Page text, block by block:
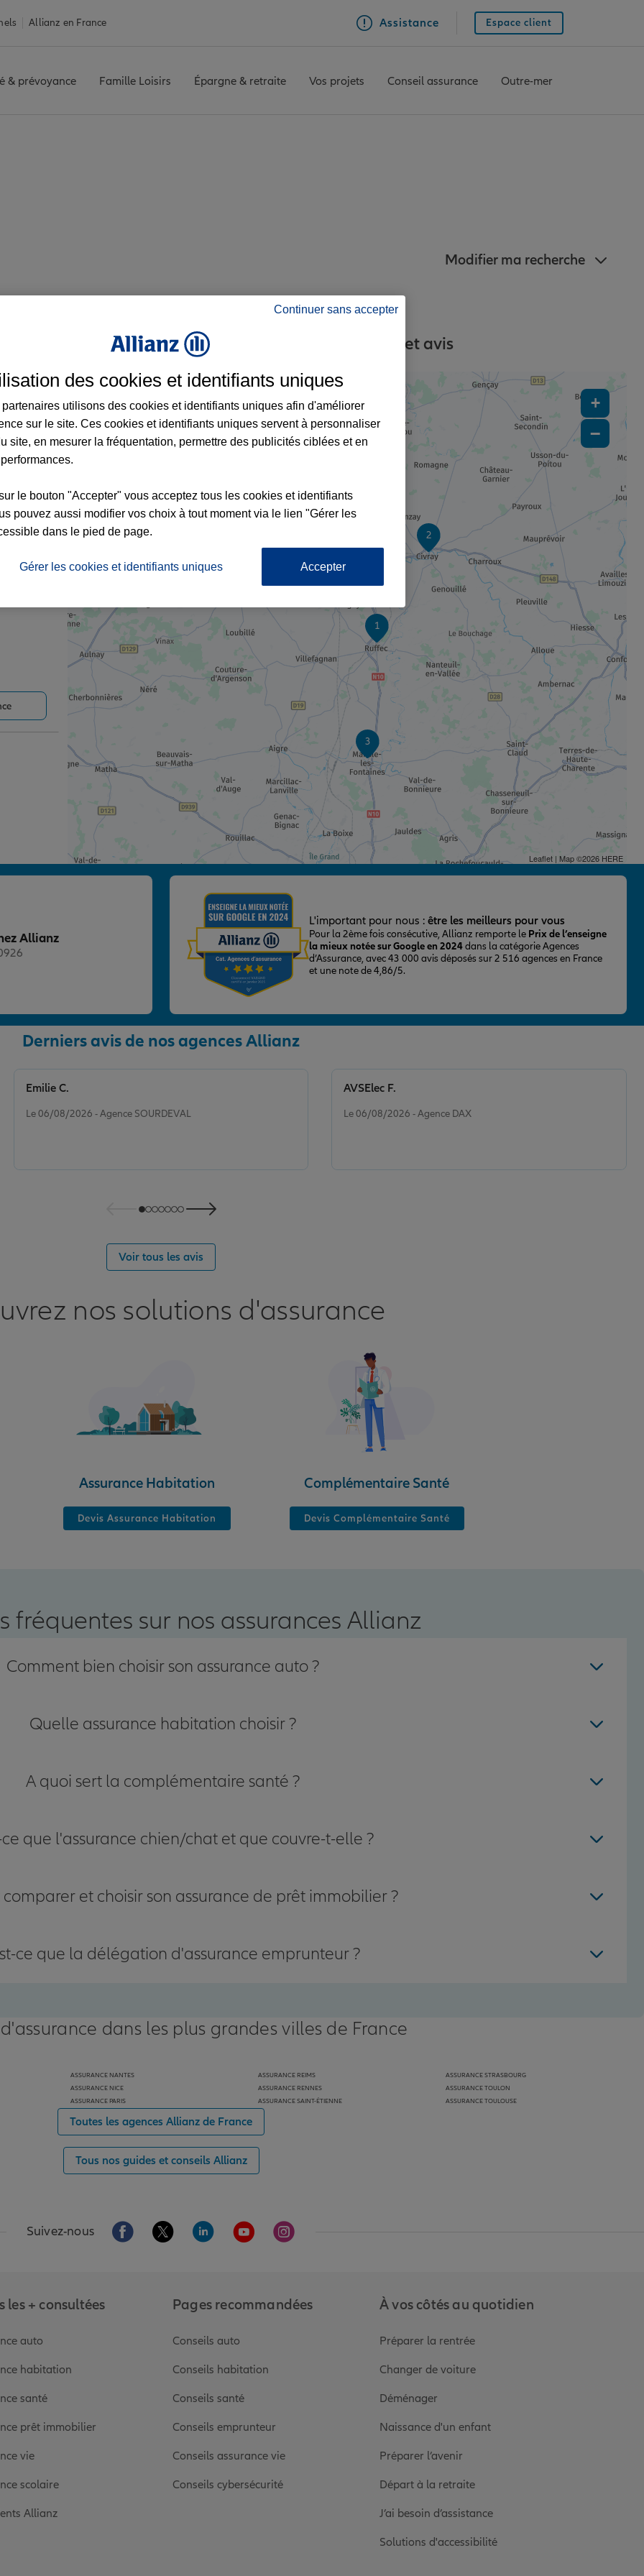
Allianz en France Assistance Espace client
& prévoyance Famille Loisirs Épargne & retraite Vos projets Conseil assurance Outre-mer
Modifier ma recherche
à Ruffec et aux alentours : adresses, contacts et avis
4
3
2
1
+
−
Leaflet| Map ©2026 HERE
Allianz
L'important pour nous : être les meilleurs pour vous
Pour la 2ème fois consécutive, Allianz remporte le Prix de l’enseigne
la mieux notée sur Google en 2024dans la catégorie Agences
d’Assurance, avec 43 000 avis déposés sur 2 516 agences en France
et une note de 4,86/5.
Derniers avis de nos agences Allianz
Le 06/08/2026 - Agence SOURDEVAL
Emilie C.
Le 06/08/2026 - Agence DAX
AVSElec F.
Voir tous les avis
nos solutions d'assurance
Assurance Habitation
Devis Assurance Habitation
Complémentaire Santé
Devis Complémentaire Santé
fréquentes sur nos assurances Allianz
Comment bien choisir son assurance auto ?
Quelle assurance habitation choisir ?
A quoi sert la complémentaire santé ?
que l'assurance chien/chat et que couvre-t-elle ?
et choisir son assurance de prêt immobilier ?
ce que la délégation d'assurance emprunteur ?
dans les plus grandes villes de France
ASSURANCE NANTES
ASSURANCE NICE
ASSURANCE PARIS
ASSURANCE REIMS
ASSURANCE RENNES
ASSURANCE SAINT-ÉTIENNE
ASSURANCE STRASBOURG
ASSURANCE TOULON
ASSURANCE TOULOUSE
Toutes les agences Allianz de France
Tous nos guides et conseils Allianz
Suivez-nous Aller sur la page Facebook de Allianz
Aller sur la page Twitter de Allianz
Aller sur la page Linkedin de Allianz
Aller sur la page Youtube de Allianz
Aller sur la page Instagram de Allianz
les + consultées
auto
habitation
santé
prêt immobilier
vie
scolaire
Allianz
Pages recommandées
Conseils auto
Conseils habitation
Conseils santé
Conseils emprunteur
Conseils assurance vie
Conseils cybersécurité
À vos côtés au quotidien
Préparer la rentrée
Changer de voiture
Déménager
Naissance d'un enfant
Préparer l’avenir
Départ à la retraite
J’ai besoin d’assistance
Solutions d'accessibilité
Continuer sans accepter
des cookies et identifiants uniques
partenaires utilisons des cookies et identifiants uniques afin d'améliorer
sur le site. Ces cookies et identifiants uniques servent à personnaliser
site, en mesurer la fréquentation, permettre des publicités ciblées et en
le bouton "Accepter" vous acceptez tous les cookies et identifiants
pouvez aussi modifier vos choix à tout moment via le lien "Gérer les
dans le pied de page.
Gérer les cookies et identifiants uniques Accepter